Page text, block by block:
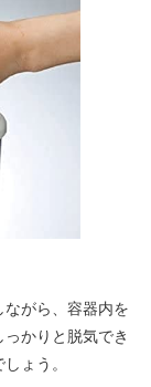
がら、容器内を
かりと脱気でき
ょう。